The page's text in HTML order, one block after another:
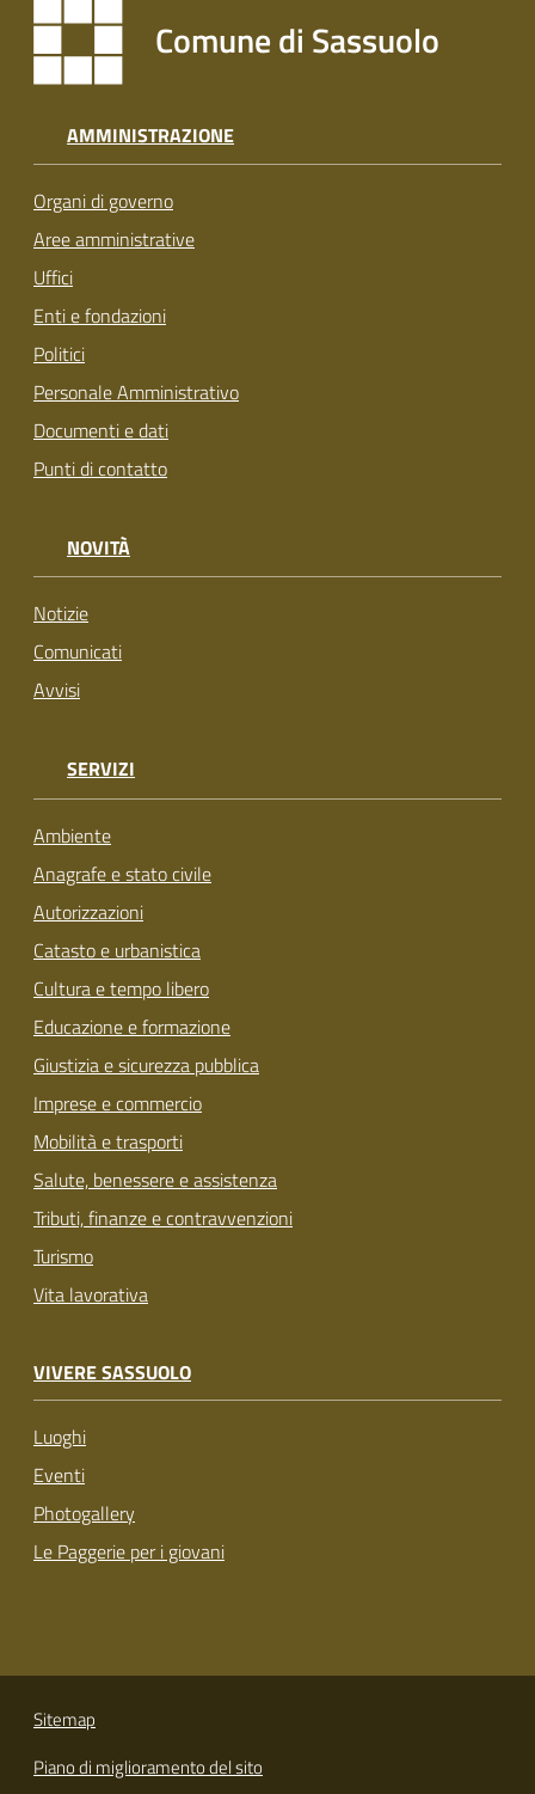
Comune di Sassuolo
AMMINISTRAZIONE
Organi di governo
Aree amministrative
Uffici
Enti e fondazioni
Politici
Personale Amministrativo
Documenti e dati
Punti di contatto
NOVITÀ
Notizie
Comunicati
Avvisi
SERVIZI
Ambiente
Anagrafe e stato civile
Autorizzazioni
Catasto e urbanistica
Cultura e tempo libero
Educazione e formazione
Giustizia e sicurezza pubblica
Imprese e commercio
Mobilità e trasporti
Salute, benessere e assistenza
Tributi, finanze e contravvenzioni
Turismo
Vita lavorativa
VIVERE SASSUOLO
Luoghi
Eventi
Photogallery
Le Paggerie per i giovani
Sitemap
Piano di miglioramento del sito